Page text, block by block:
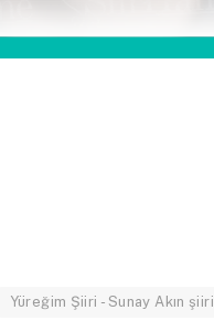
Yüreğim Şiiri - Sunay Akın şiiri